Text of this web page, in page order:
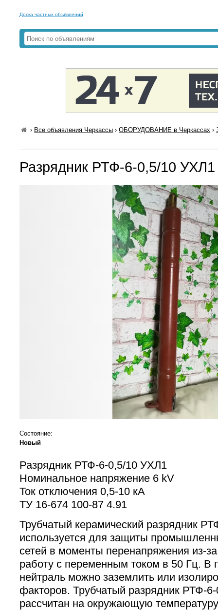
Доска частных объявлений
› Все объявления Черкассы ›ОБОРУДОВАНИЕ в Черкассах ›
Разрядник РТФ-6-0,5/10 УХЛ1
Состояние:
Новый
Разрядник РТФ-6-0,5/10 УХЛ1
Номинальное напряжение 6 kV
Ток отключения 0,5-10 кА
ТУ 16-674 100-87 4.91
Трубчатый керамический разрядник
используется для защиты
сетей в моменты перенапряжения из-
работу с переменным током в 50 Гц. В
нейтраль можно заземлить или
факторов. Трубчатый разрядник РТФ-
рассчитан на окружающую